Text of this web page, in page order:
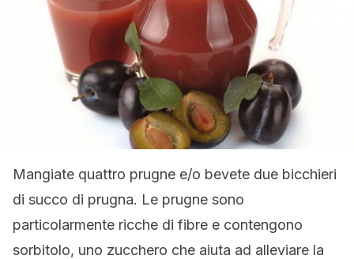
Mangiate quattro prugne e/o bevete due bicchieri
di succo di prugna. Le prugne sono
particolarmente ricche di fibre e contengono
sorbitolo, uno zucchero che aiuta ad alleviare la